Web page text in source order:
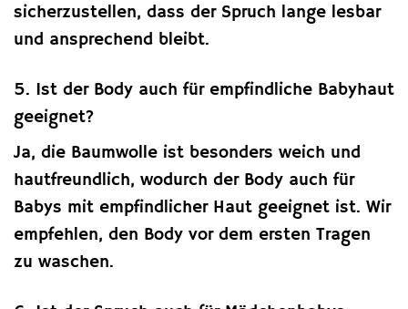
sicherzustellen, dass der Spruch lange lesbar
und ansprechend bleibt.
5. Ist der Body auch für empfindliche Babyhaut
geeignet?
Ja, die Baumwolle ist besonders weich und
hautfreundlich, wodurch der Body auch für
Babys mit empfindlicher Haut geeignet ist. Wir
empfehlen, den Body vor dem ersten Tragen
zu waschen.